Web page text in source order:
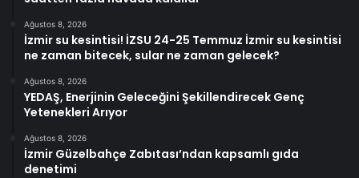
Ağustos 8, 2026
İzmir su kesintisi! İZSU 24-25 Temmuz İzmir su kesintisi
ne zaman bitecek, sular ne zaman gelecek?
Ağustos 8, 2026
YEDAŞ, Enerjinin Geleceğini Şekillendirecek Genç
Yetenekleri Arıyor
Ağustos 8, 2026
İzmir Güzelbahçe Zabıtası’ndan kapsamlı gıda
denetimi